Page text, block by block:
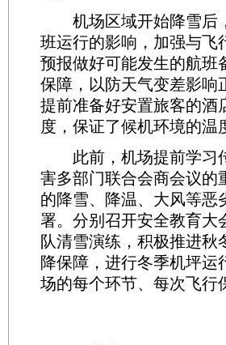
机场区域开始降雪后
班运行的影响，加强与飞
预报做好可能发生的航班
保障，以防天气变差影响
提前准备好安置旅客的酒
度，保证了候机环境的温
此前，机场提前学习
害多部门联合会商会议的
的降雪、降温、大风等恶
署。分别召开安全教育大
队清雪演练，积极推进
降保障，进行冬季机坪
场的每个环节、每次飞行